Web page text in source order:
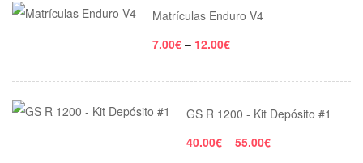
Matrículas Enduro V4
7.00€ – 12.00€
GS R 1200 - Kit Depósito #1
40.00€ – 55.00€